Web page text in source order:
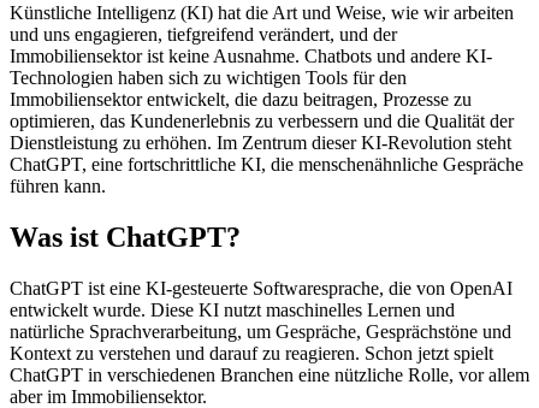
Künstliche Intelligenz (KI) hat die Art und Weise, wie wir arbeiten
und uns engagieren, tiefgreifend verändert, und der
Immobiliensektor ist keine Ausnahme. Chatbots und andere KI-
Technologien haben sich zu wichtigen Tools für den
Immobiliensektor entwickelt, die dazu beitragen, Prozesse zu
optimieren, das Kundenerlebnis zu verbessern und die Qualität der
Dienstleistung zu erhöhen. Im Zentrum dieser KI-Revolution steht
ChatGPT, eine fortschrittliche KI, die menschenähnliche Gespräche
führen kann.
Was ist ChatGPT?
ChatGPT ist eine KI-gesteuerte Softwaresprache, die von OpenAI
entwickelt wurde. Diese KI nutzt maschinelles Lernen und
natürliche Sprachverarbeitung, um Gespräche, Gesprächstöne und
Kontext zu verstehen und darauf zu reagieren. Schon jetzt spielt
ChatGPT in verschiedenen Branchen eine nützliche Rolle, vor allem
aber im Immobiliensektor.